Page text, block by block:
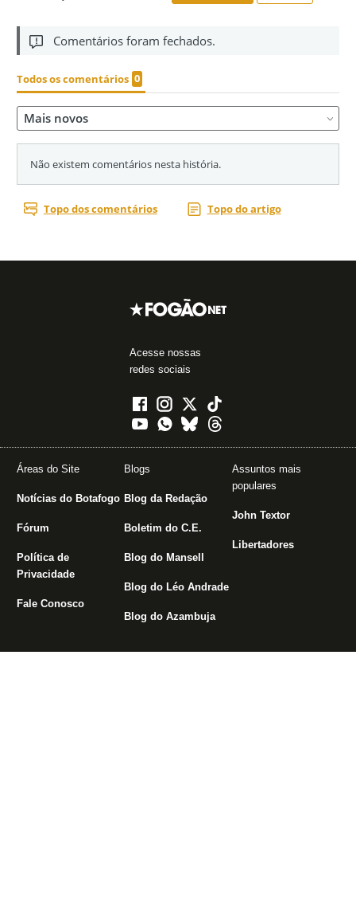
Acesse nossas
redes sociais
Áreas do Site
Notícias do Botafogo
Fórum
Política de
Privacidade
Fale Conosco
Blogs
Blog da Redação
Boletim do C.E.
Blog do Mansell
Blog do Léo Andrade
Blog do Azambuja
Assuntos mais
populares
John Textor
Libertadores